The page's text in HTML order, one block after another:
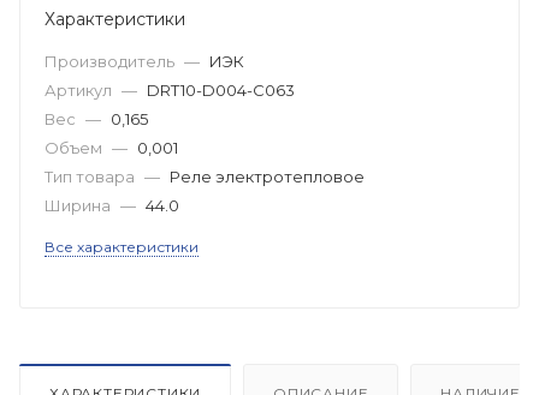
Характеристики
Производитель — ИЭК
Артикул — DRT10-D004-C063
Вес — 0,165
Объем — 0,001
Тип товара — Реле электротепловое
Ширина — 44.0
Все характеристики